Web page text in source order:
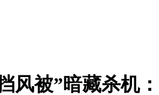
风被”暗藏杀机：